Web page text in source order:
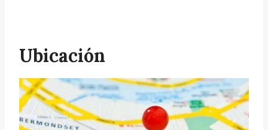
Ubicación